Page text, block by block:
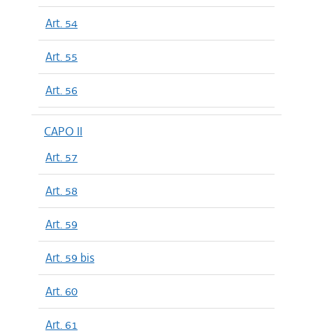
Art. 54
Art. 55
Art. 56
CAPO II
Art. 57
Art. 58
Art. 59
Art. 59 bis
Art. 60
Art. 61